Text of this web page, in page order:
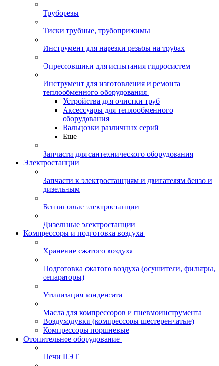
Труборезы
Тиски трубные, трубоприжимы
Инструмент для нарезки резьбы на трубах
Опрессовщики для испытания гидросистем
Инструмент для изготовления и ремонта
теплообменного оборудования
Устройства для очистки труб
Аксессуары для теплообменного
оборудования
Вальцовки различных серий
Еще
Запчасти для сантехнического оборудования
Электростанции
Запчасти к электростанциям и двигателям бензо и
дизельным
Бензиновые электростанции
Дизельные электростанции
Компрессоры и подготовка воздуха
Хранение сжатого воздуха
Подготовка сжатого воздуха (осушители, фильтры,
сепараторы)
Утилизация конденсата
Масла для компрессоров и пневмоинструмента
Воздуходувки (компрессоры шестеренчатые)
Компрессоры поршневые
Отопительное оборудование
Печи ПЭТ